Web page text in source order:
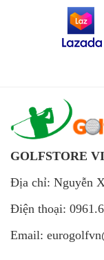
GOLFSTORE
Địa chỉ: Nguyễn
Điện thoại:
Email: